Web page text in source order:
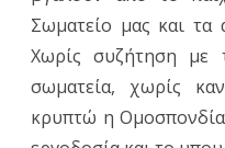
Σωματείο μας και τα
Χωρίς συζήτηση με
σωματεία, χωρίς
κρυπτώ η